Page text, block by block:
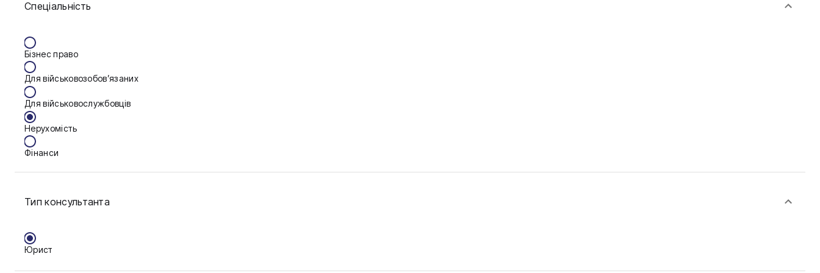
Васильків
Дніпро
Запоріжжя
Калуш
Кам'янське
Ковель
Краматорськ
Кривий Ріг
Спеціальність
Бізнес право
Для військовозобов’язаних
Для військовослужбовців
Нерухомість
Фінанси
Тип консультанта
Юрист